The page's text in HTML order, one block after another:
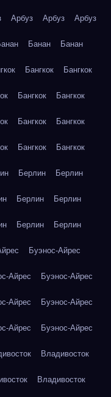
Арбуз Арбуз Арбуз
Банан Банан
Бангкок Бангкок
Бангкок Бангкок
Бангкок Бангкок
Бангкок Бангкок
Берлин Берлин
Берлин Берлин
Берлин Берлин
Буэнос-Айрес
Айрес Буэнос-Айрес
Айрес Буэнос-Айрес
Айрес Буэнос-Айрес
Владивосток
Владивосток